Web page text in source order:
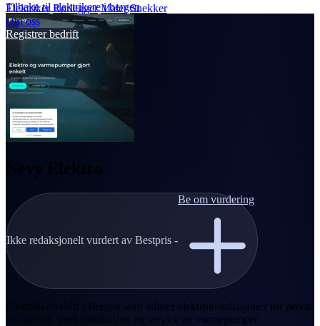
Elektriker Rørlegger Maler Snekker
Om oss
Registrer bedrift
Tilbake til elektrikere i bergen
Nevy Elektro
Ikke redaksjonelt vurdert av Bestpris -
Be om vurdering
Elektrikerbedrift i Bergen som utfører elektroinstallasjoner for privat
og næring, samt installasjon og service av varmepumper.